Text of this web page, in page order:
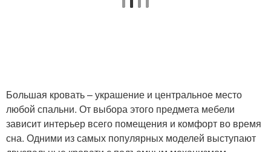
Большая кровать – украшение и центральное место
любой спальни. От выбора этого предмета мебели
зависит интерьер всего помещения и комфорт во время
сна. Одними из самых популярных моделей выступают